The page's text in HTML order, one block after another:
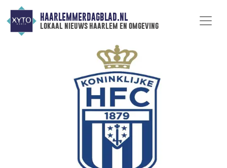
HAARLEMMERDAGBLAD.NL
lokaal nieuws haarlem en omgeving